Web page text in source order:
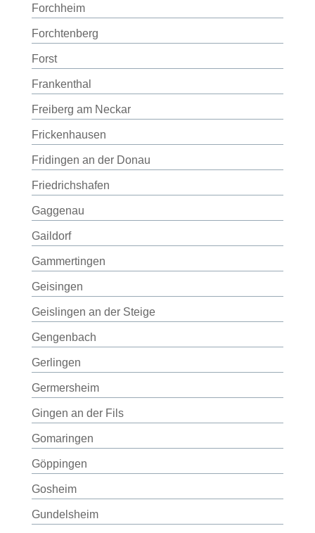
Forchheim
Forchtenberg
Forst
Frankenthal
Freiberg am Neckar
Frickenhausen
Fridingen an der Donau
Friedrichshafen
Gaggenau
Gaildorf
Gammertingen
Geisingen
Geislingen an der Steige
Gengenbach
Gerlingen
Germersheim
Gingen an der Fils
Gomaringen
Göppingen
Gosheim
Gundelsheim